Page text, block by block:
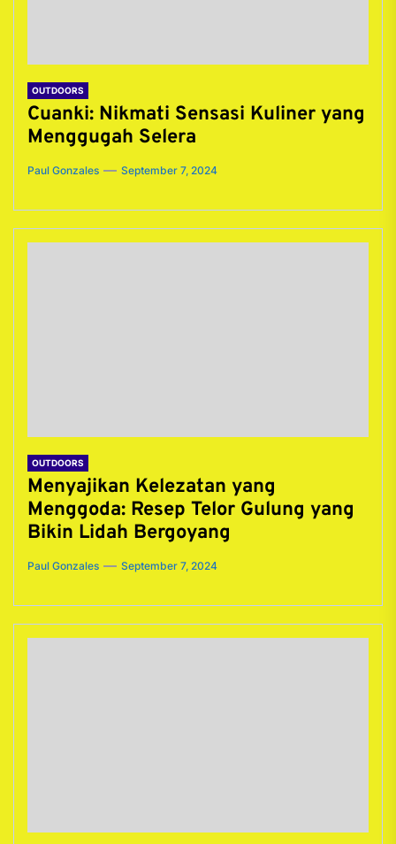
OUTDOORS
Cuanki: Nikmati Sensasi Kuliner yang
Menggugah Selera
Paul Gonzales September 7, 2024
OUTDOORS
Menyajikan Kelezatan yang
Menggoda: Resep Telor Gulung yang
Bikin Lidah Bergoyang
Paul Gonzales September 7, 2024